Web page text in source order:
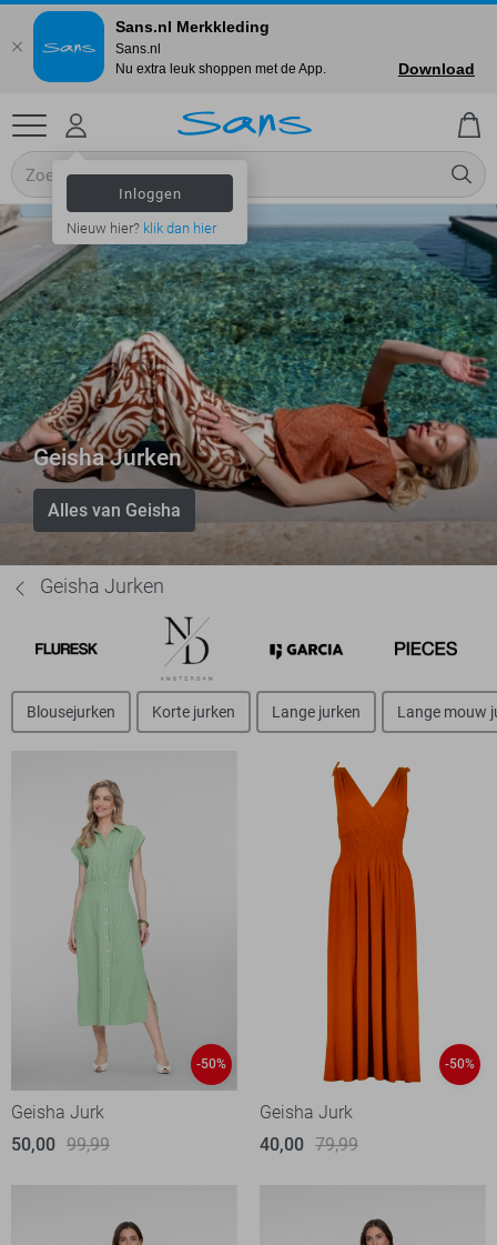
Inloggen
Nieuw hier? klik dan hier
Geisha Jurken
Alles van Geisha
Geisha Jurken
Blousejurken Korte jurken Lange jurken Lange mouw
-50%
Geisha Jurk
50,00 99,99
-50%
Geisha Jurk
40,00 79,99
Sans.nl Merkkleding
Sans.nl
Nu extra leuk shoppen met de App.
Download